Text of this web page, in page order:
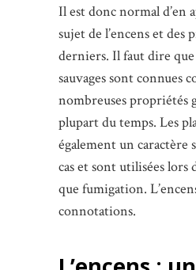
Il est donc normal d’en
sujet de l’encens et des
derniers. Il faut dire que
sauvages sont connues
nombreuses propriétés
plupart du temps. Les
également un caractère
cas et sont utilisées
que fumigation.
connotations.